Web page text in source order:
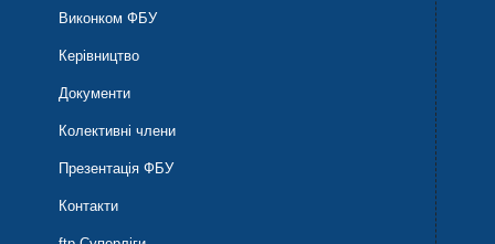
Виконком ФБУ
Керівництво
Документи
Колективні члени
Презентація ФБУ
Контакти